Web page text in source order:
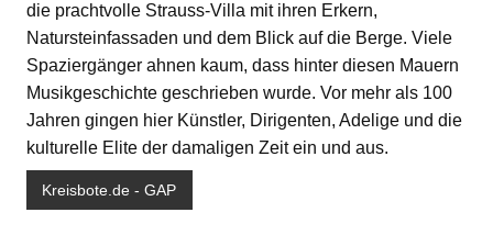
die prachtvolle Strauss-Villa mit ihren Erkern,
Natursteinfassaden und dem Blick auf die Berge. Viele
Spaziergänger ahnen kaum, dass hinter diesen Mauern
Musikgeschichte geschrieben wurde. Vor mehr als 100
Jahren gingen hier Künstler, Dirigenten, Adelige und die
kulturelle Elite der damaligen Zeit ein und aus.
Kreisbote.de - GAP